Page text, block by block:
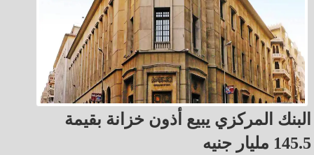
البنك المركزي يبيع أذون خزانة بقيمة
145.5 مليار جنيه